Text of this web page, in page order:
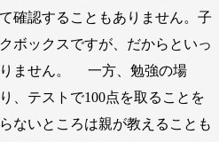
確認することもありません。子
ボックスですが、だからといっ
ません。 一方、勉強の場
、テストで100点を取ることを
ないところは親が教えることも